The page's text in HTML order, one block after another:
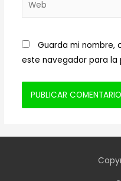
Guarda mi nombre,
este navegador para la